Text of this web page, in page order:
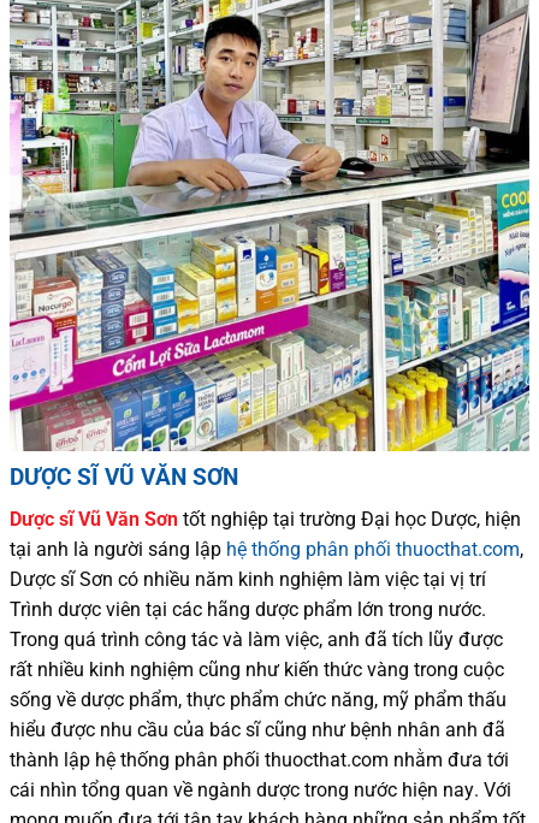
DƯỢC SĨ VŨ VĂN SƠN
Dược sĩVũ Văn Sơn tốt nghiệp tại trường Đại học Dược, hiện
tại anh là người sáng lập hệ thống phân phối thuocthat.com,
Dược sĩSơn có nhiều năm kinh nghiệm làm việc tại vị trí
Trình dược viên tại các hãng dược phẩm lớn trong nước.
Trong quá trình công tác và làm việc, anh đã tích lũy được
rất nhiều kinh nghiệm cũng như kiến thức vàng trong cuộc
sống về dược phẩm, thực phẩm chức năng, mỹ phẩm thấu
hiểu được nhu cầu của bác sĩcũng như bệnh nhân anh đã
thành lập hệ thống phân phối thuocthat.com nhằm đưa tới
cái nhìn tổng quan về ngành dược trong nước hiện nay. Với